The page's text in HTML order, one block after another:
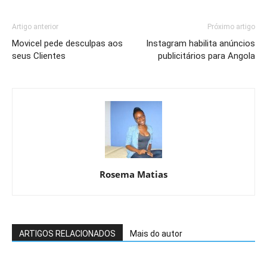
Artigo anterior
Movicel pede desculpas aos
seus Clientes
Próximo artigo
Instagram habilita anúncios
publicitários para Angola
Rosema Matias
ARTIGOS RELACIONADOS Mais do autor